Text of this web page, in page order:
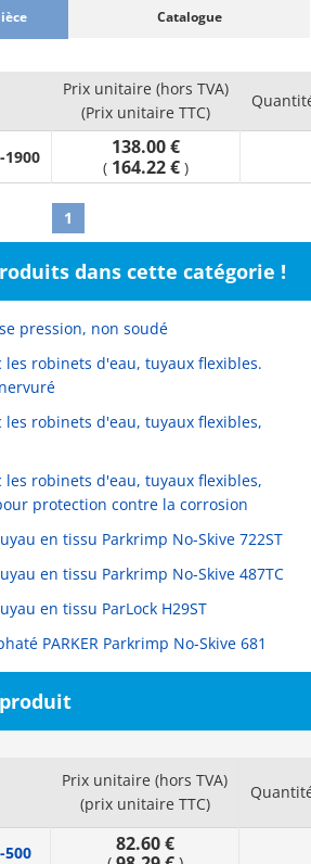
Catalogue
Prix unitaire (hors TVA)
(Prix unitaire TTC)
1900 138.00 €
( 164.22 € )
1
dans cette catégorie !
pression, non soudé
les robinets d'eau, tuyaux flexibles.
les robinets d'eau, tuyaux flexibles,
les robinets d'eau, tuyaux flexibles,
protection contre la corrosion
en tissu Parkrimp No-Skive 722ST
en tissu Parkrimp No-Skive 487TC
en tissu ParLock H29ST
PARKER Parkrimp No-Skive 681
Prix unitaire (hors TVA)
(prix unitaire TTC)
500 82.60 €